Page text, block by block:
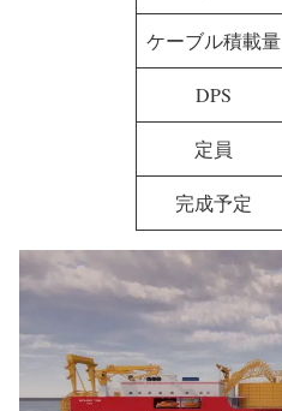
ケーブル積載量
DPS
定員
完成予定